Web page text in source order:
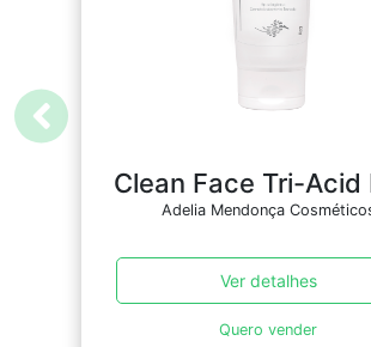
Clean Face Tri-Acid
Adelia Mendonça
Ver detalhes
Quero vender